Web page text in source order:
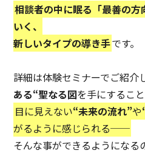
相談者の中に眠る「最善の
いく、
新しいタイプの導き手です。
詳細は体験セミナーでご紹介
ある“聖なる図を手にすること
目に見えない“未来の流れ”や
がるように感じられる──
そんな事ができるようになる